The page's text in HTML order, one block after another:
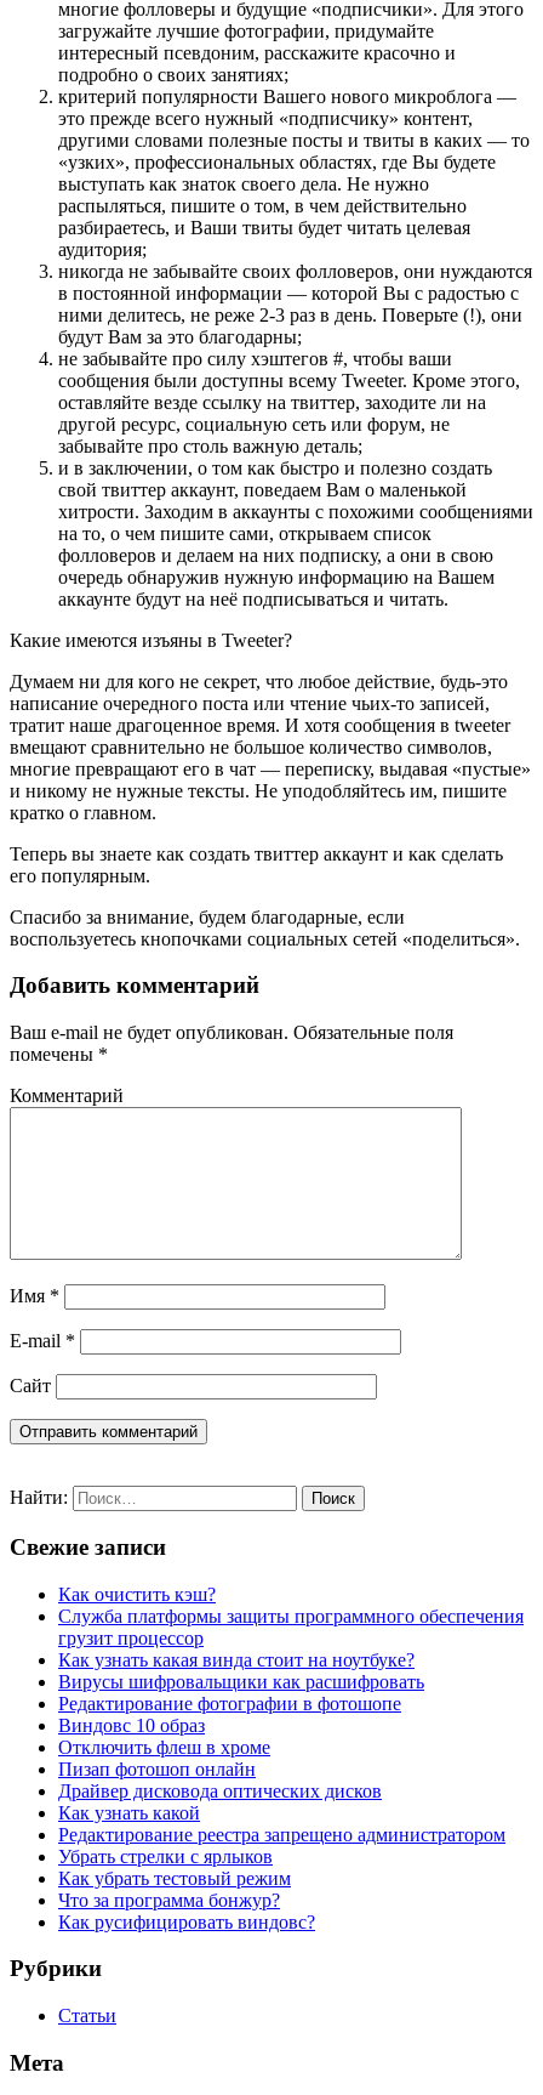
многие фолловеры и будущие «подписчики». Для этого
загружайте лучшие фотографии, придумайте
интересный псевдоним, расскажите красочно и
подробно о своих занятиях;
критерий популярности Вашего нового микроблога —
это прежде всего нужный «подписчику» контент,
другими словами полезные посты и твиты в каких — то
«узких», профессиональных областях, где Вы будете
выступать как знаток своего дела. Не нужно
распыляться, пишите о том, в чем действительно
разбираетесь, и Ваши твиты будет читать целевая
аудитория;
никогда не забывайте своих фолловеров, они нуждаются
в постоянной информации — которой Вы с радостью с
ними делитесь, не реже 2-3 раз в день. Поверьте (!), они
будут Вам за это благодарны;
не забывайте про силу хэштегов #, чтобы ваши
сообщения были доступны всему Tweeter. Кроме этого,
оставляйте везде ссылку на твиттер, заходите ли на
другой ресурс, социальную сеть или форум, не
забывайте про столь важную деталь;
и в заключении, о том как быстро и полезно создать
свой твиттер аккаунт, поведаем Вам о маленькой
хитрости. Заходим в аккаунты с похожими сообщениями
на то, о чем пишите сами, открываем список
фолловеров и делаем на них подписку, а они в свою
очередь обнаружив нужную информацию на Вашем
аккаунте будут на неё подписываться и читать.
Какие имеются изъяны в Tweeter?
Думаем ни для кого не секрет, что любое действие, будь-это
написание очередного поста или чтение чьих-то записей,
тратит наше драгоценное время. И хотя сообщения в tweeter
вмещают сравнительно не большое количество символов,
многие превращают его в чат — переписку, выдавая «пустые»
и никому не нужные тексты. Не уподобляйтесь им, пишите
кратко о главном.
Теперь вы знаете как создать твиттер аккаунт и как сделать
его популярным.
Спасибо за внимание, будем благодарные, если
воспользуетесь кнопочками социальных сетей «поделиться».
Добавить комментарий
Ваш e-mail не будет опубликован. Обязательные поля
помечены *
Комментарий
Имя *
E-mail *
Сайт
Найти:
Свежие записи
Как очистить кэш?
Служба платформы защиты программного обеспечения
грузит процессор
Как узнать какая винда стоит на ноутбуке?
Вирусы шифровальщики как расшифровать
Редактирование фотографии в фотошопе
Виндовс 10 образ
Отключить флеш в хроме
Пизап фотошоп онлайн
Драйвер дисковода оптических дисков
Как узнать какой
Редактирование реестра запрещено администратором
Убрать стрелки с ярлыков
Как убрать тестовый режим
Что за программа бонжур?
Как русифицировать виндовс?
Рубрики
Статьи
Мета